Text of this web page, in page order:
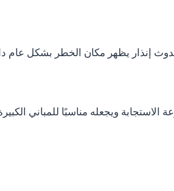
إنذار يظهر مكان الخطر بشكل عام
ويجعله مناسبًا للمباني